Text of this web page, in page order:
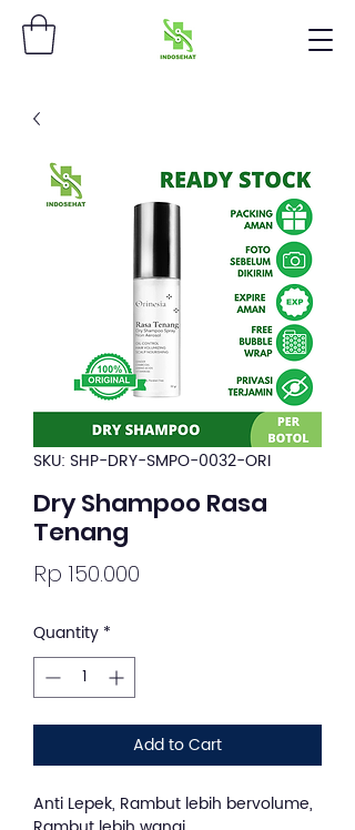
SKU: SHP-DRY-SMPO-0032-ORI
Dry Shampoo Rasa
Tenang
Rp 150.000
Quantity *
Add to Cart
Anti Lepek, Rambut lebih bervolume,